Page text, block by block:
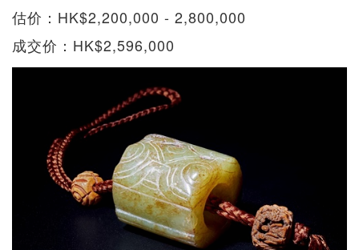
估价：HK$2,200,000 - 2,800,000
成交价：HK$2,596,000